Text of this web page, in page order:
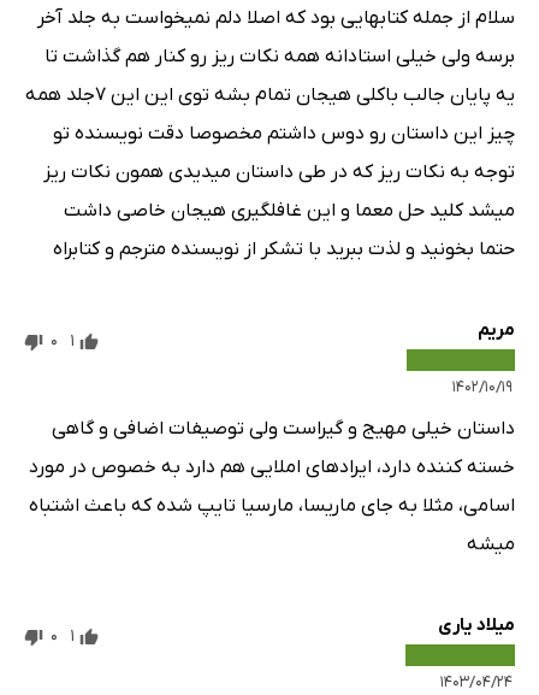
سلام از جمله کتابهایی بود که اصلا دلم نمیخواست به جلد آخر
برسه ولی خیلی استادانه همه نکات ریز رو کنار هم گذاشت تا
یه پایان جالب باکلی هیجان تمام بشه توی این این ۷جلد همه
چیز این داستان رو دوس داشتم مخصوصا دقت نویسنده تو
توجه به نکات ریز که در طی داستان میدیدی همون نکات ریز
میشد کلید حل معما و این غافلگیری هیجان خاصی داشت
حتما بخونید و لذت ببرید با تشکر از نویسنده مترجم و کتابراه
مریم
۱۴۰۲/۱۰/۱۹
1
0
داستان خیلی مهیج و گیراست ولی توصیفات اضافی و گاهی
خسته کننده دارد، ایرادهای املایی هم دارد به خصوص در مورد
اسامی، مثلا به جای ماریسا، مارسیا تایپ شده که باعث اشتباه
میشه
میلاد یاری
۱۴۰۳/۰۴/۲۴
1
0